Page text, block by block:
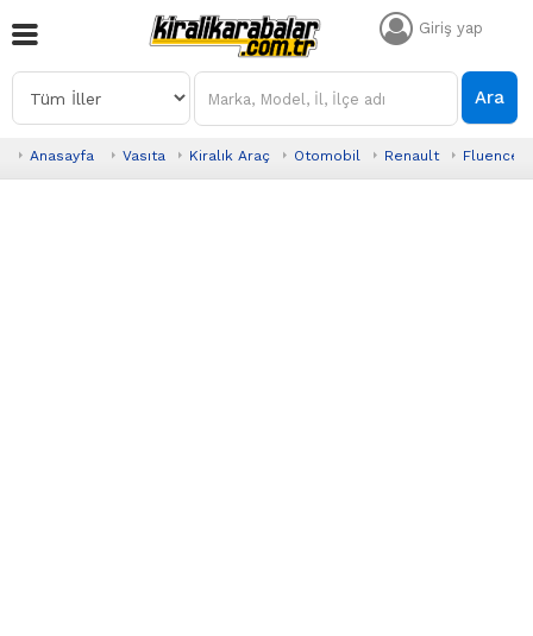
Giriş yap
Ara
Anasayfa Vasıta Kiralık Araç Otomobil Renault Fluence